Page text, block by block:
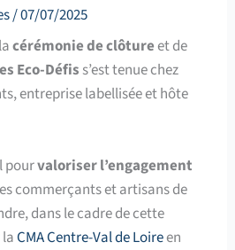
/07/07/2025
cérémonie de clôtureet de
Eco-Défis s’est tenue chez
entreprise labellisée et hôte
pourvaloriser l’engagement
commerçants et artisans de
dans le cadre de cette
laCMA Centre-Val de Loireen